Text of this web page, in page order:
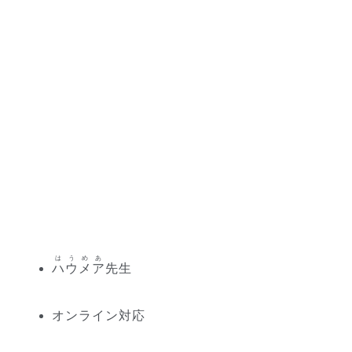
ハウメア
はうめあ
先生
オンライン対応